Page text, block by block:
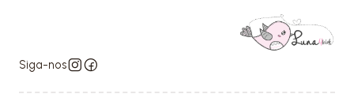
Siga-nos